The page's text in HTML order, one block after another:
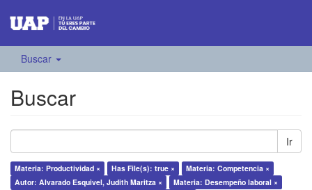
Buscar
Buscar
Ir
Materia: Productividad × Has File(s): true ×
Materia: Competencia ×
Autor: Alvarado Esquivel, Judith Maritza ×
Materia: Desempeño laboral ×